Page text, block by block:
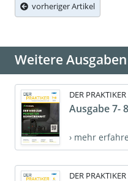
vorheriger Artikel
Weitere Ausgaben
DER PRAKTIKER
Ausgabe 7-
› mehr
DER PRAKTIKER